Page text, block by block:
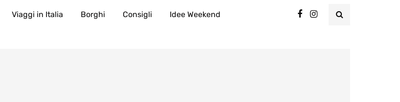
Viaggi in Italia Borghi Consigli Idee Weekend